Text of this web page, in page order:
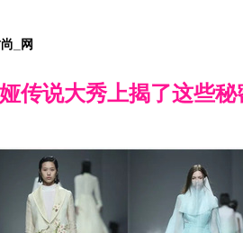
_网
传说大秀上揭了这些秘